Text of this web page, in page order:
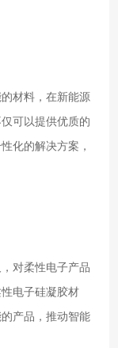
材料，在新能源
可以提供优质的
化的解决方案，
对柔性电子产品
电子硅凝胶材
产品，推动智能